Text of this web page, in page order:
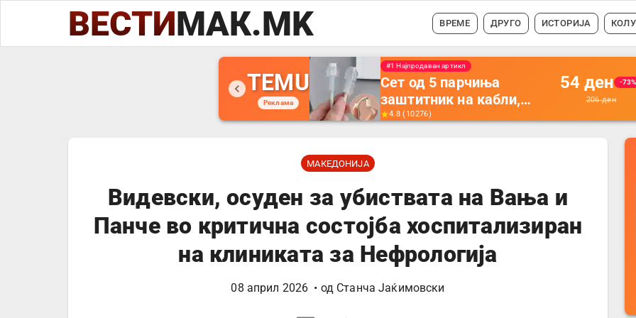
ВЕСТИМАК.MK ВРЕМЕ ДРУГО ИСТОРИЈА
TEMU
Реклама
#1 Најпродавано
Држач за полнење на
телефон кој се монтира
на ѕид -
кревет и за ТВ
далечински управувач
4.5(16742
56 ден -35%
87ден
МАКЕДОНИЈА
Видевски, осуден за убиствата на Вања и
Панче во критична состојба хоспитализиран
на клиниката за Нефрологија
08 април 2026 • од Станча Јаќимовски